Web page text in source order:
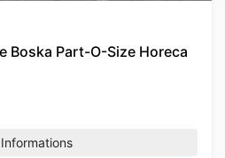
Boska Part-O-Size Horeca
Informations